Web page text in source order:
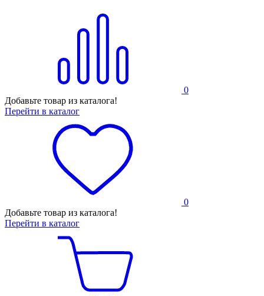
0
Добавьте товар из каталога!
Перейти в каталог
0
Добавьте товар из каталога!
Перейти в каталог